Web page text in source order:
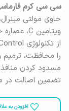
سی سی کرم
حاوی مولتی
را محافظت،
مسدود کردن
تضمین اصالت در
افزودن به